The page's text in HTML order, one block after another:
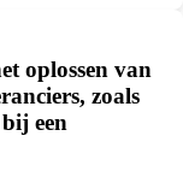
oplossen van
zoals
een